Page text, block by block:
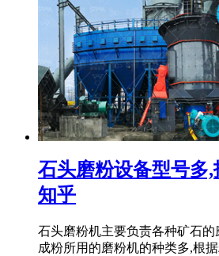
石头磨粉设备型号多,
知乎
石头磨粉机主要负责各种矿石
成粉所用的磨粉机的种类多,根